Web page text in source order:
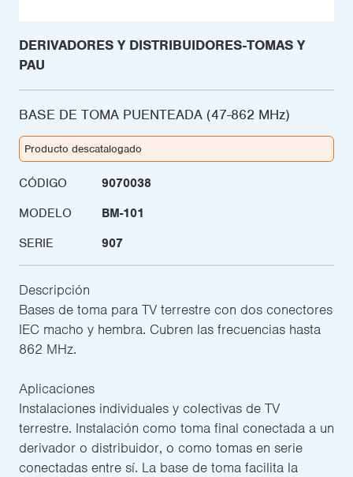
DERIVADORES Y DISTRIBUIDORES-TOMAS Y
PAU
BASE DE TOMA PUENTEADA (47-862 MHz)
Producto descatalogado
CÓDIGO
9070038
MODELO
BM-101
SERIE
907
Descripción
Bases de toma para TV terrestre con dos conectores
IEC macho y hembra. Cubren las frecuencias hasta
862 MHz.
Aplicaciones
Instalaciones individuales y colectivas de TV
terrestre. Instalación como toma final conectada a un
derivador o distribuidor, o como tomas en serie
conectadas entre sí. La base de toma facilita la